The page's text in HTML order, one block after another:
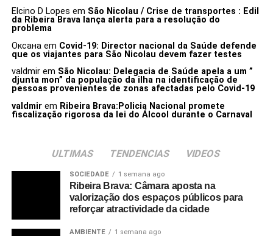
Elcino D Lopes em São Nicolau / Crise de transportes : Edil
da Ribeira Brava lança alerta para a resolução do
problema
Оксанаem Covid-19: Director nacional da Saúde defende
que os viajantes para São Nicolau devem fazer testes
valdmirem São Nicolau: Delegacia de Saúde apela a um ”
djunta mon” da população da ilha na identificação de
pessoas provenientes de zonas afectadas pelo Covid-19
valdmirem Ribeira Brava:Policia Nacional promete
fiscalização rigorosa da lei do Álcool durante o Carnaval
ULTIMAS TENDENCIAS VIDEOS
SOCIEDADE 1 semana ago
Ribeira Brava: Câmara aposta na
valorização dos espaços públicos para
reforçar atractividade da cidade
AMBIENTE 1 semana ago